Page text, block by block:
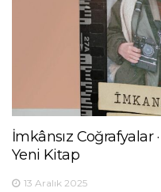
İmkânsız Coğrafyalar
Yeni Kitap
13 Aralık 2025